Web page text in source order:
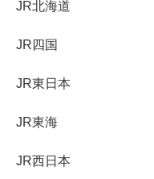
JR北海道
JR四国
JR東日本
JR東海
JR西日本